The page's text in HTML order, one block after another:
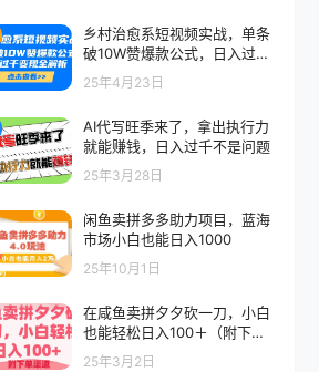
乡村治愈系短视频实战，单条
破10W赞爆款公式，日入过千
变现全解析
25年4月23日
AI代写旺季来了，拿出执行力
就能赚钱，日入过千不是问题
25年3月28日
闲鱼卖拼多多助力项目，蓝海
市场小白也能日入1000
25年10月1日
在咸鱼卖拼夕夕砍一刀，小白
也能轻松日入100＋（附下单
渠道）
25年3月2日